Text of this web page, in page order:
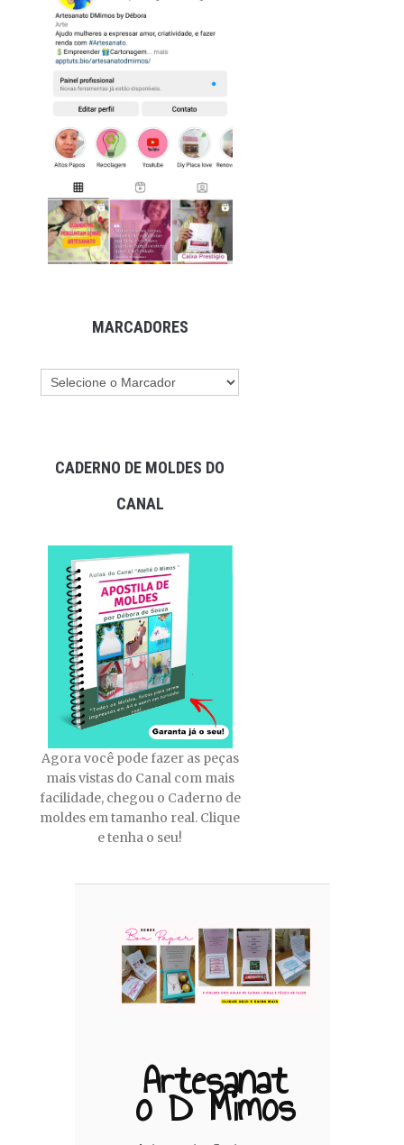
MARCADORES
CADERNO DE MOLDES DO
CANAL
Agora você pode fazer as peças
mais vistas do Canal com mais
facilidade, chegou o Caderno de
moldes em tamanho real. Clique
e tenha o seu!
Artesanat
O D Mimos